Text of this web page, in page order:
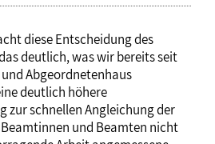
diese Entscheidung des
deutlich, was wir bereits seit
Abgeordnetenhaus
deutlich höhere
zur schnellen Angleichung der
und Beamten nicht